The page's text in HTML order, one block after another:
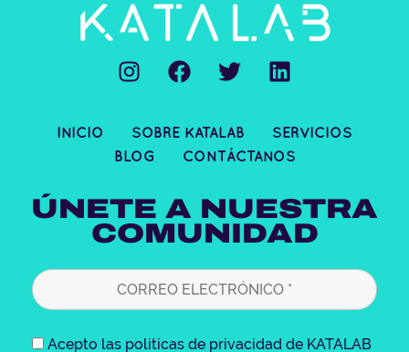
I
n
t
a
r
a
m
F
a
e
b
o
k
T
w
t
t
r
L
i
k
e
i
n
INICIO SOBRE KATALAB
SERVICIOS
BLOG
CONTÁCTANOS
ÚNETE A NUESTRA
COMUNIDAD
Acepto las politicas de privacidad de KATALAB